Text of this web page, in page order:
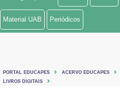
Ministério de Minas e Energia
Ministério do Turismo
Material UAB Periódicos
PORTAL EDUCAPES ACERVO EDUCAPES
LIVROS DIGITAIS